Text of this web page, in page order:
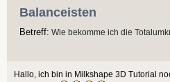
Balanceisten
Betreff: Wie bekomme ich die
Hallo, ich bin in Milkshape 3D Tutorial